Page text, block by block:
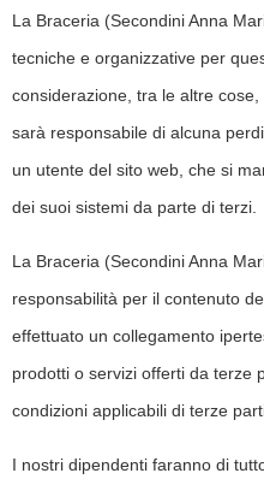
La Braceria (Secondini Anna
tecniche e organizzative per
considerazione, tra le altre
sarà responsabile di alcuna
un utente del sito web, che si
dei suoi sistemi da parte di terzi.
La Braceria (Secondini Anna
responsabilità per il contenuto
effettuato un collegamento
prodotti o servizi offerti da terze
condizioni applicabili di terze
I nostri dipendenti faranno di